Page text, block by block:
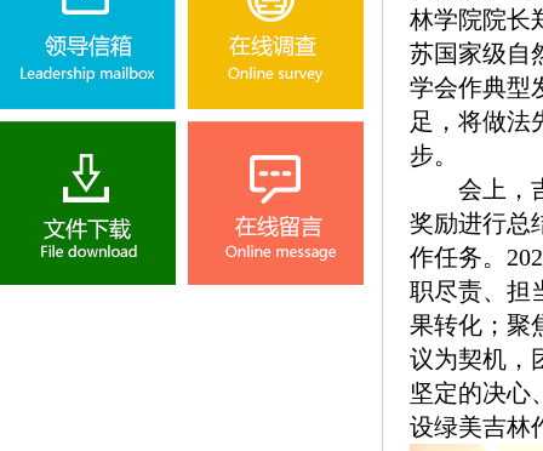
林学院院长
苏国家级自
学会作典型
足，将做法
步。
会上，吉
奖励进行总
作任务。
职尽责、担
果转化；聚
议为契机，
坚定的决心
设绿美吉林